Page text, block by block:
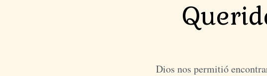
Dios nos permitió